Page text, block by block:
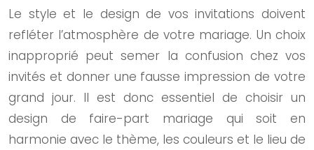
Le style et le design de vos invitations doivent
refléter l’atmosphère de votre mariage. Un choix
inapproprié peut semer la confusion chez vos
invités et donner une fausse impression de votre
grand jour. Il est donc essentiel de choisir un
design de faire-part mariage qui soit en
harmonie avec le thème, les couleurs et le lieu de